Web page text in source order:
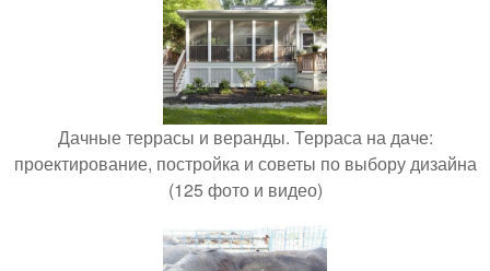
Дачные террасы и веранды. Терраса на даче:
проектирование, постройка и советы по выбору дизайна
(125 фото и видео)